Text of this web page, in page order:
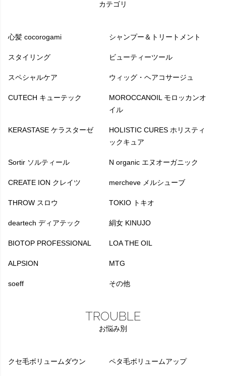
カテゴリ
心髪 cocorogami シャンプー＆トリートメント
スタイリング ビューティーツール
スペシャルケア ウィッグ・ヘアコサージュ
CUTECH キューテック
MOROCCANOIL モロッカンオ
イル
KERASTASE ケラスターゼ
HOLISTIC CURES ホリスティ
ックキュア
Sortir ソルティール N organic エヌオーガニック
CREATE ION クレイツ mercheve メルシューブ
THROW スロウ TOKIO トキオ
deartech ディアテック 絹女 KINUJO
BIOTOP PROFESSIONAL LOA THE OIL
ALPSION MTG
soeff その他
TROUBLE
お悩み別
クセ毛ボリュームダウン ペタ毛ボリュームアップ